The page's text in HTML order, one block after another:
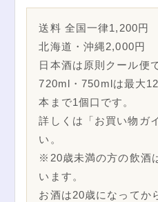
送料 全国一律1,200円
北海道・沖縄2,000円
日本酒は原則クール便
720ml・750mlは最大
本まで1個口です。
詳しくは「お買い物ガ
い。
※20歳未満の方の飲酒
います。
お酒は20歳になってか